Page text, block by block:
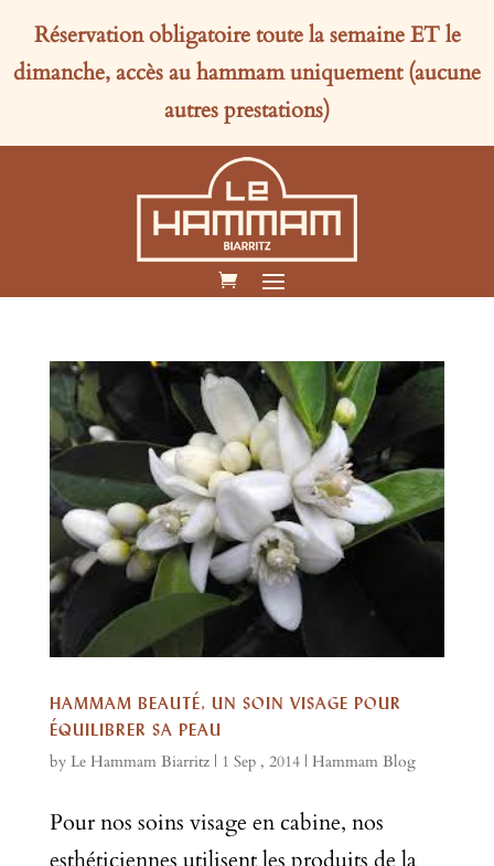
Réservation obligatoire toute la semaineETle
dimanche, accès au hammam uniquement (aucune
autres prestations)
HAMMAM BEAUTÉ, UN SOIN VISAGE POUR
ÉQUILIBRER SA PEAU
by Le Hammam Biarritz| 1 Sep , 2014| Hammam Blog
Pour nos soins visage en cabine, nos